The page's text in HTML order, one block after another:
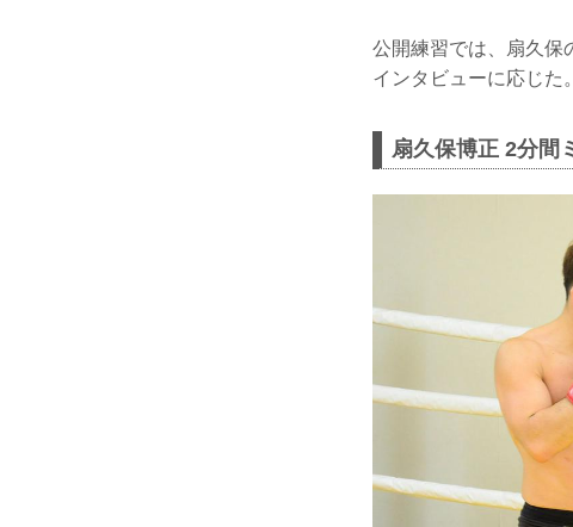
公開練習では、扇久保
インタビューに応じた。
扇久保博正 2分間